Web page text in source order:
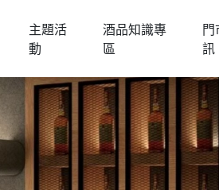
主題活
動
酒品知識專
區
門
訊